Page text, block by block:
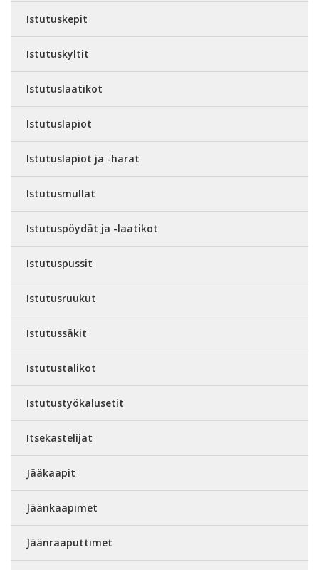
Istutuskepit
Istutuskyltit
Istutuslaatikot
Istutuslapiot
Istutuslapiot ja -harat
Istutusmullat
Istutuspöydät ja -laatikot
Istutuspussit
Istutusruukut
Istutussäkit
Istutustalikot
Istutustyökalusetit
Itsekastelijat
Jääkaapit
Jäänkaapimet
Jäänraaputtimet